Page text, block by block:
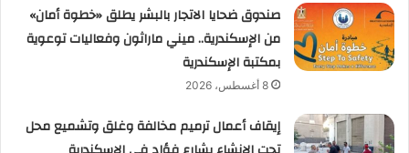
صندوق ضحايا الاتجار بالبشر يطلق «خطوة أمان»
من الإسكندرية.. ميني ماراثون وفعاليات توعوية
بمكتبة الإسكندرية
8 أغسطس، 2026
إيقاف أعمال ترميم مخالفة وغلق وتشميع محل